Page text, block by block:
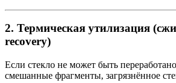
2. Термическая утилизация
recovery)
Если стекло не может быть
смешанные фрагменты, загрязнённое